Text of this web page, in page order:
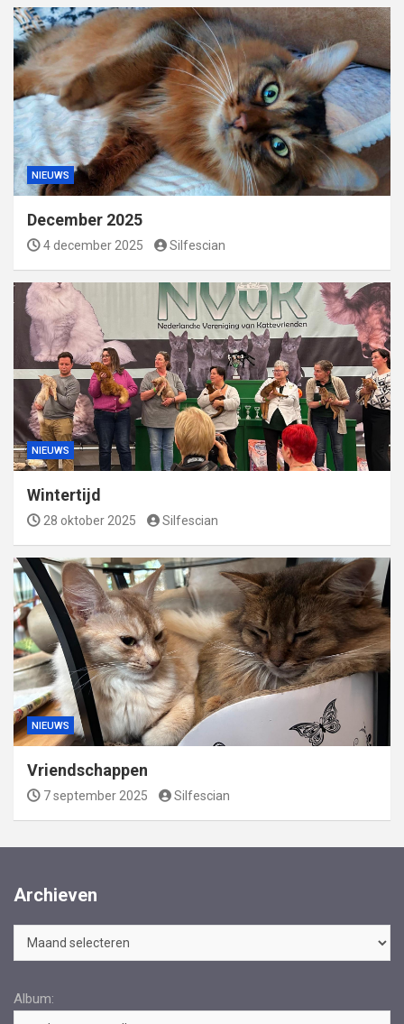
NIEUWS
December 2025
4 december 2025 Silfescian
NIEUWS
Wintertijd
28 oktober 2025 Silfescian
NIEUWS
Vriendschappen
7 september 2025 Silfescian
Archieven
Archieven
Album: